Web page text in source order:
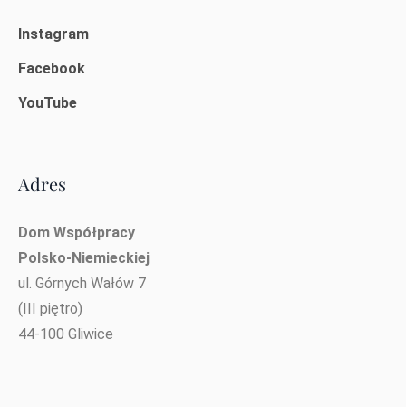
Instagram
Facebook
YouTube
Adres
Dom Współpracy
Polsko-Niemieckiej
ul. Górnych Wałów 7
(III piętro)
44-100 Gliwice